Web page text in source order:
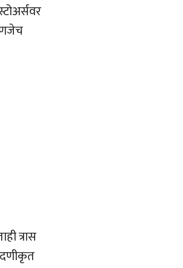
त्रास